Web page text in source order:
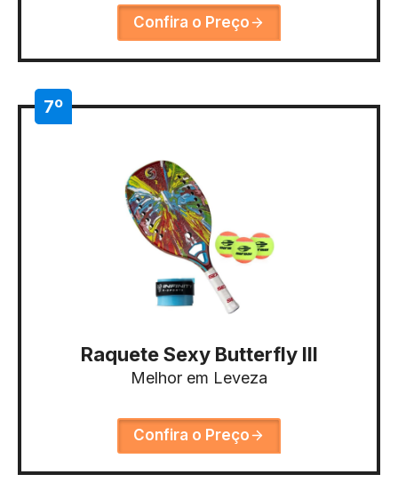
Confira o Preço
7º
Raquete Sexy Butterfly III
Melhor em Leveza
Confira o Preço